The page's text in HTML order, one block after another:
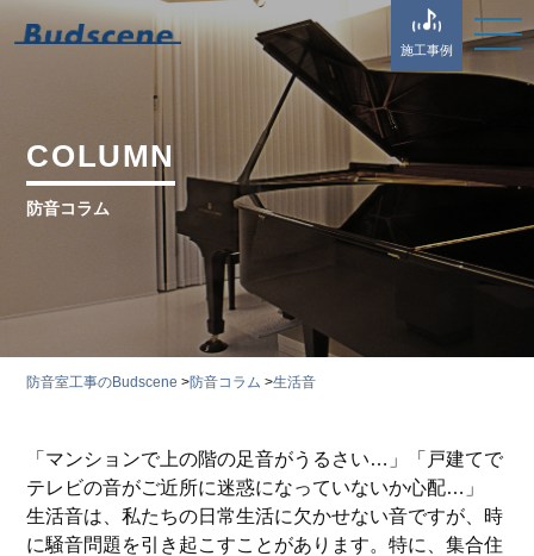
施工事例
COLUMN
防音コラム
防音室工事のBudscene >防音コラム >生活音
「マンションで上の階の足音がうるさい…」「戸建てで
テレビの音がご近所に迷惑になっていないか心配…」
生活音は、私たちの日常生活に欠かせない音ですが、時
に騒音問題を引き起こすことがあります。特に、集合住